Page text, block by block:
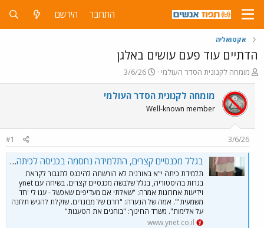
התחבר הירשם
אקטואליה
הדתיים עוד פעם עושים באלגן
פ
ו
ח
ה
ו
ש
א
מומחה לקנונית הסדר העולמי
פ
ו
ר
ר
י
ך
3/6/26
מומחה לקנונית הסדר העולמי
Well-known member
3/6/26
#1
בגלל מכנסיים קצרים, התלמידה נחסמה בכניסה לכיתה: "הרגשתי כל כך מושפלת"
תלמידת כיתה י"א באורנית לא הורשתה להיכנס לתגבור לקראת
בגרות בהיסטוריה, בגלל שלבשה מכנסיים קצרים. בשיחה עם ynet
וידיעות אחרונות אמרה: "שאלתי אם מעדיפים שאכשל - ענו לי 'חד
משמעית'". אמה של הנערה: "חרם של מבוגרים. שוקלת להגיש תלונה
על אלימות". משרד החינוך: "בוחנים את הטענות"
www.ynet.co.il